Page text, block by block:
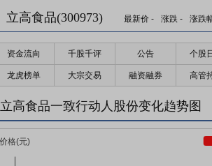
立高食品(300973) 最新价 - 涨跌 - 涨跌
资金流向 千股千评 公告 个股
龙虎榜单 大宗交易 融资融券 高管
立高食品一致行动人股份变化趋势图